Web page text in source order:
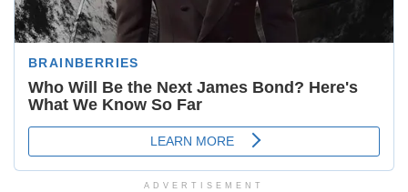
ADVERTISEMENT